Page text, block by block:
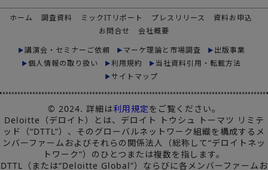
ホーム 調査資料 ミックITリポート プレスリリース
資料お申込
お問合せ
会社概要
講演会・セミナーご依頼
マーケ理論と市場調査
出版事業
個人情報の取り扱い
利用規約
当社資料引用・転載方法
サイトマップ
© 2024. 詳細は利用規定をご覧ください。
Deloitte（デロイト）とは、デロイト トウシュ トーマツ リミテ
ッド（“DTTL”）、そのグローバルネットワーク組織を構成するメ
ンバーファームおよびそれらの関係法人（総称して“デロイトネッ
トワーク”）のひとつまたは複数を指します。
DTTL（または“Deloitte Global”）ならびに各メンバーファームお